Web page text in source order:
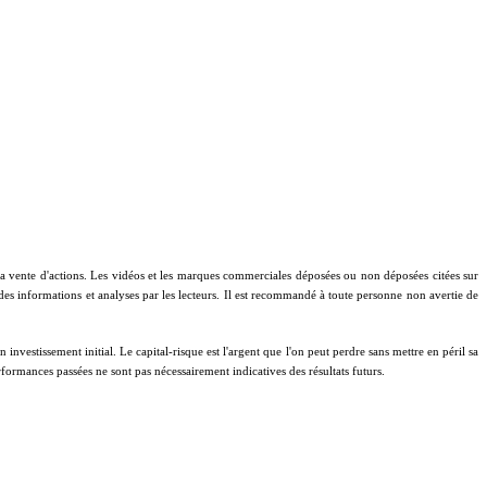
d'actions. Les vidéos et les marques commerciales déposées ou non déposées citées sur
informations et analyses par les lecteurs. Il est recommandé à toute personne non avertie de
initial. Le capital-risque est l'argent que l'on peut perdre sans mettre en péril sa
passées ne sont pas nécessairement indicatives des résultats futurs.